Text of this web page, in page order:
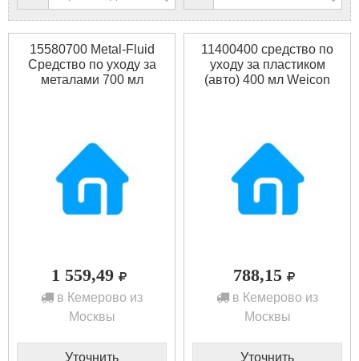
15580700 Metal-Fluid
Средство по уходу за
металами 700 мл
1 559,49
в Кемерово из
Москвы
Уточнить
11400400 средство по
уходу за пластиком
(авто) 400 мл Weicon
788,15
в Кемерово из
Москвы
Уточнить